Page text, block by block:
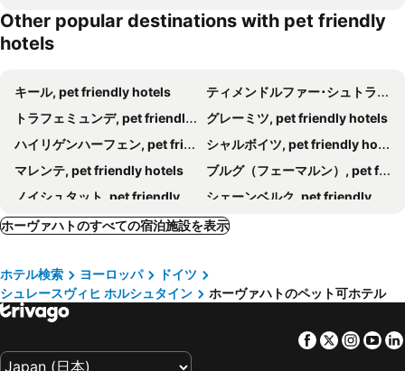
Other popular destinations with pet friendly
hotels
キール, pet friendly hotels
ティメンドルファー･シュトラント, pet friendly hotels
トラフェミュンデ, pet friendly hotels
グレーミツ, pet friendly hotels
ハイリゲンハーフェン, pet friendly hotels
シャルボイツ, pet friendly hotels
マレンテ, pet friendly hotels
ブルグ（フェーマルン）, pet friendly hotels
ノイシュタット, pet friendly hotels
シェーンベルク, pet friendly hotels
プレーン, pet friendly hotels
Altenholz, pet friendly hotels
オイティン, pet friendly hotels
プットガルテン, pet friendly hotels
シュトッケルスドルフ, pet friendly hotels
Ratekau, pet friendly hotels
Strande, pet friendly hotels
カルクホルスト, pet friendly hotels
ダーメ, pet friendly hotels
ホーヴァハトのすべての宿泊施設を表示
ホテル検索 ヨーロッパ
ドイツ
シュレースヴィヒ ホルシュタイン
ホーヴァハトのペット可ホテル
Facebook
Twitter